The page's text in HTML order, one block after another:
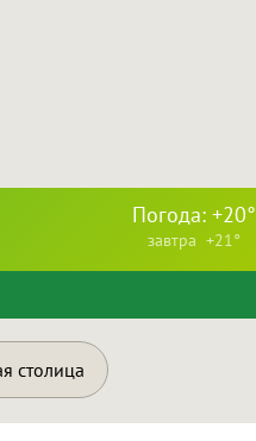
Погода: +20°
завтра +21°
столица